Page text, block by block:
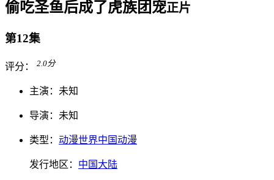
偷吃圣鱼后成了虎族团宠正片
第12集
评分： 2.0分
主演： 未知
导演： 未知
类型： 动漫世界中国动漫
发行地区： 中国大陆